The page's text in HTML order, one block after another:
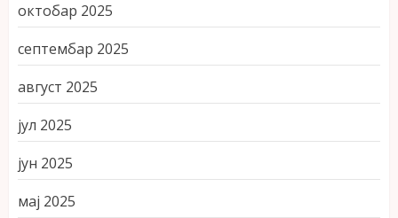
октобар 2025
септембар 2025
август 2025
јул 2025
јун 2025
мај 2025